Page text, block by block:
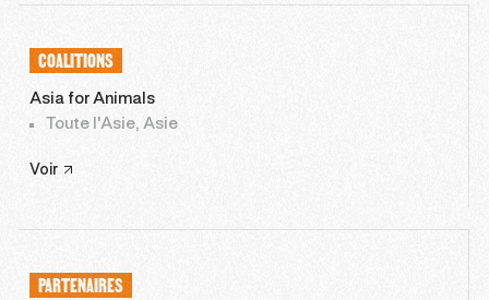
COALITIONS
Asia for Animals
Toute l'Asie, Asie
Voir
PARTENAIRES